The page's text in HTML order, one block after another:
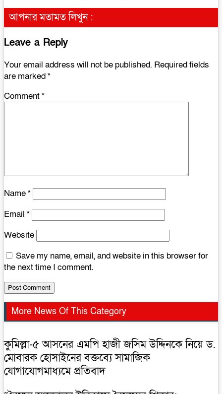
আপনার মতামত লিখুন :
Leave a Reply
Your email address will not be published. Required fields
are marked*
Comment*
Name*
Email *
Website
Save my name, email, and website in this browser for
the next time I comment.
More News Of This Category
কুমিল্লা-৫ আসনের এমপি হাজী জসিম উদ্দিনকে নিয়ে ড.
মোবারক হোসাইনের বক্তব্যে সামাজিক
যোগাযোগমাধ্যমে প্রতিবাদ